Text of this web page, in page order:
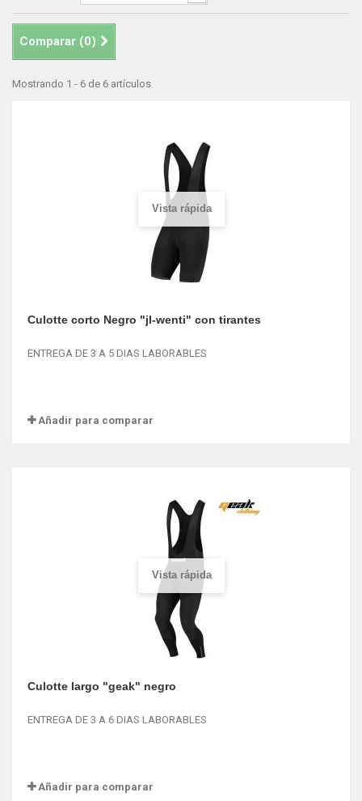
Comparar (0)
Mostrando 1 - 6 de 6 artículos
Vista rápida
Culotte corto Negro "jl-wenti" con tirantes
ENTREGA DE 3 A 5 DIAS LABORABLES
Añadir para comparar
Vista rápida
Culotte largo "geak" negro
ENTREGA DE 3 A 6 DIAS LABORABLES
Añadir para comparar